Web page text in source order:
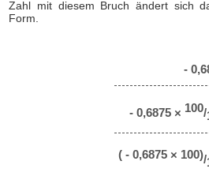
Zahl mit diesem Bruch ändert sich
Form.
-
- 0,6875 × 100/
( - 0,6875 × 100)/